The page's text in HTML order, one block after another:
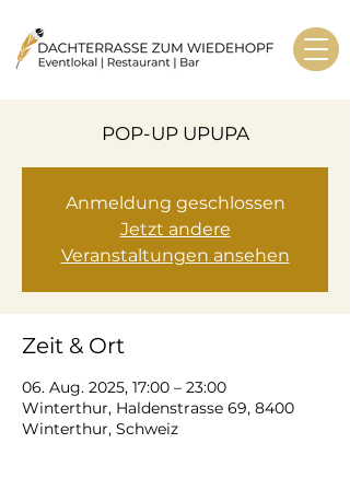
POP-UP UPUPA
Anmeldung geschlossen
Jetzt andere
Veranstaltungen ansehen
Zeit & Ort
06. Aug. 2025, 17:00 – 23:00
Winterthur, Haldenstrasse 69, 8400
Winterthur, Schweiz